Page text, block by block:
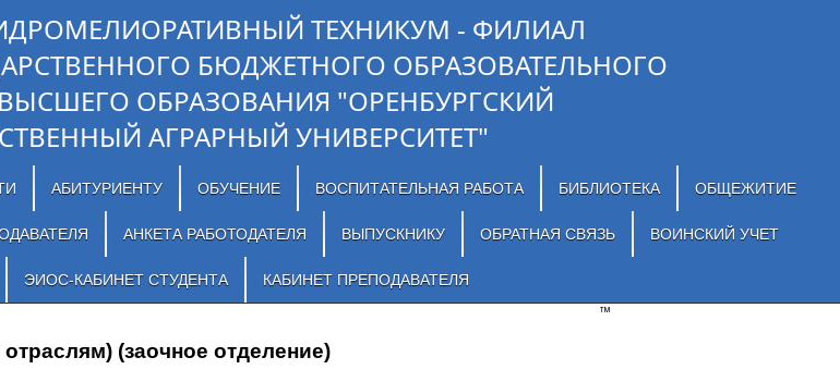
ТЕХНИКУМ - ФИЛИАЛ
БЮДЖЕТНОГО ОБРАЗОВАТЕЛЬНОГО
ОБРАЗОВАНИЯ "ОРЕНБУРГСКИЙ
АГРАРНЫЙ УНИВЕРСИТЕТ"
АБИТУРИЕНТУ ОБУЧЕНИЕ ВОСПИТАТЕЛЬНАЯ РАБОТА БИБЛИОТЕКА ОБЩЕЖИТИЕ
АНКЕТА РАБОТОДАТЕЛЯ ВЫПУСКНИКУ ОБРАТНАЯ СВЯЗЬ ВОИНСКИЙ УЧЕТ
ЭИОС-КАБИНЕТ СТУДЕНТА КАБИНЕТ ПРЕПОДАВАТЕЛЯ
(заочное отделение)
™